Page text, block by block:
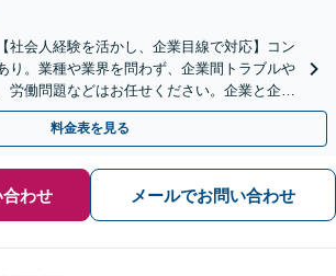
社会人経験を活かし、企業目線で対応】コン
り。業種や業界を問わず、企業間トラブルや
労働問題などはお任せください。企業と企業
役」として、企業の発展をサポート
料金表を見る
わせ メールでお問い合わせ